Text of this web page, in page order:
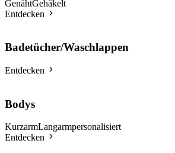
GenähtGehäkelt
Entdecken
Badetücher/Waschlappen
Entdecken
Bodys
KurzarmLangarmpersonalisiert
Entdecken